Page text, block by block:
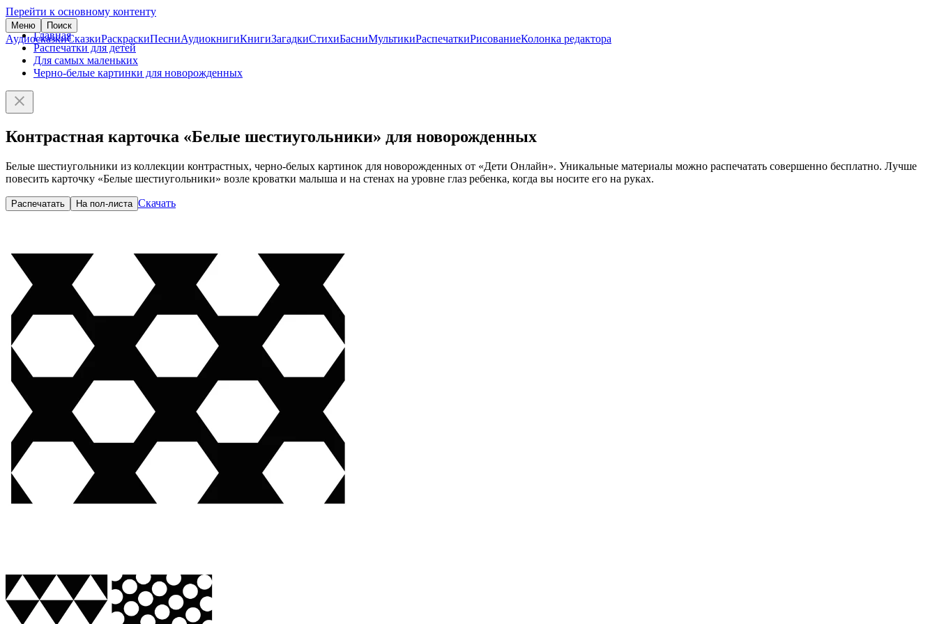
Перейти к основному контенту
Меню Поиск
АудиосказкиСказкиРаскраскиПесниАудиокнигиКнигиЗагадкиСтихиБасниМультикиРаспечаткиРисованиеКолонка редактора
Главная
Распечатки для детей
Для самых маленьких
Черно-белые картинки для новорожденных
Контрастная карточка «Белые шестиугольники» для новорожденных
Белые шестиугольники из коллекции контрастных, черно-белых картинок для новорожденных от «Дети Онлайн». Уникальные материалы можно распечатать совершенно бесплатно. Лучше
повесить карточку «Белые шестиугольники» возле кроватки малыша и на стенах на уровне глаз ребенка, когда вы носите его на руках.
Распечатать На пол-листа Скачать